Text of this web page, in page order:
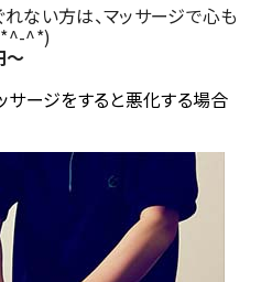
ない方は、マッサージで心も
^*)
～
サージをすると悪化する場合